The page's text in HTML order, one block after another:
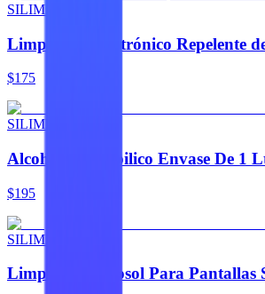
SILIMEX
Limpiador Electrónico Repelente
$175
SILIMEX
Alcohol Isopropilico Envase De 1 Lt
$195
SILIMEX
Limpiador Aerosol Para Pantallas